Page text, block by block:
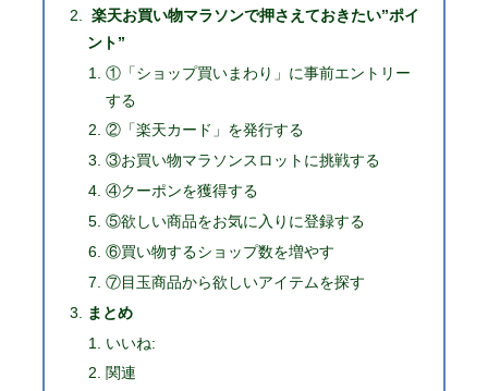
楽天お買い物マラソンで押さえておきたい”ポイ
ント”
①「ショップ買いまわり」に事前エントリー
する
②「楽天カード」を発行する
③お買い物マラソンスロットに挑戦する
④クーポンを獲得する
⑤欲しい商品をお気に入りに登録する
⑥買い物するショップ数を増やす
⑦目玉商品から欲しいアイテムを探す
まとめ
いいね:
関連